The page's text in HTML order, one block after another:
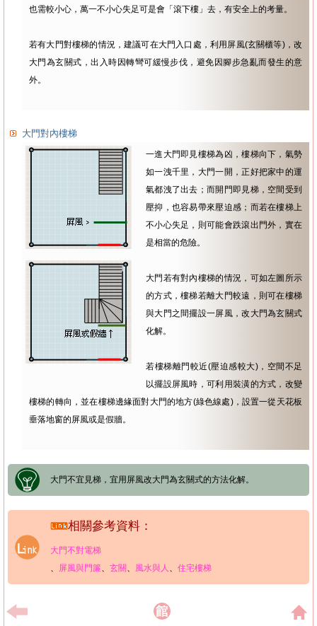
也需較小心，萬一不小心失足可是會「滾下樓」去，有安全上的考量。
若有大門對樓梯的情況，建議可在大門入口處，利用屏風(玄關櫃等)，改
大門為玄關式，出入時因轉彎可緩慢步伐，避免因腳步急亂而發生的意
外。
大門對內樓梯
一進大門即見樓梯為凶，樓梯向下，氣勢
如一洩千里，大門一開，正好把家中的運
氣都洩了出去；而開門即見梯，空間受到
壓抑，也容易帶來壓迫感；而若在樓梯上
不小心失足，則可能會跌滾出門外，實在
是相當的危險。
大門若有對內樓梯的情況，可如左圖所示
的方式，樓梯若離大門較遠，則可在樓梯
與大門之間擺設一屏風，改大門為玄關式
化解。
若樓梯離門較近(壓迫感較大)，空間不足
以擺設屏風時，可利用裝潢的方式，改變
樓梯的轉向，並在樓梯邊緣面對大門的地方(綠色線處)，設置一從天花板
垂落地窗的屏風或是假牆。
大門不宜見梯，宜用屏風改大門為玄關式的方法化解。
相關參考資料：
大門不對電梯
、 屏風與門簾、 玄關、 風水與人 、 住宅樓梯